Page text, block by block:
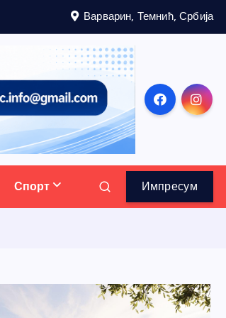
Варварин, Темнић, Србија
Спорт Импресум